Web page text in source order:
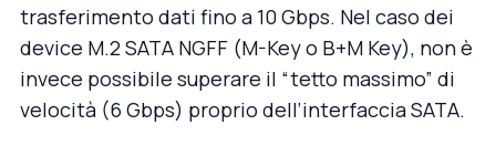
trasferimento dati fino a 10 Gbps. Nel caso dei
device M.2 SATA NGFF (M-Key o B+M Key), non è
invece possibile superare il “tetto massimo” di
velocità (6 Gbps) proprio dell’interfaccia SATA.